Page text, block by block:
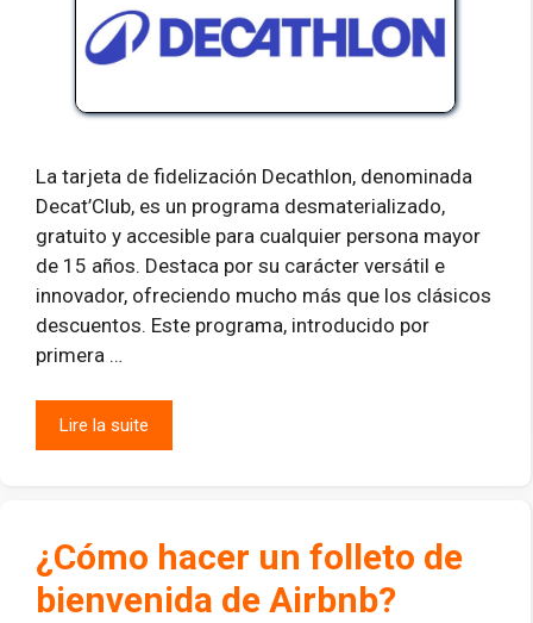
La tarjeta de fidelización Decathlon, denominada
Decat’Club, es un programa desmaterializado,
gratuito y accesible para cualquier persona mayor
de 15 años. Destaca por su carácter versátil e
innovador, ofreciendo mucho más que los clásicos
descuentos. Este programa, introducido por
primera …
Lire la suite
¿Cómo hacer un folleto de
bienvenida de Airbnb?